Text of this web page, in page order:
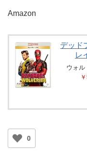
Amazon
デッド
レ
ウォル
0